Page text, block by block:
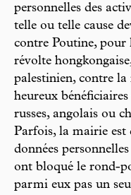
personnelles des
telle ou telle cause
contre Poutine, pour
révolte
palestinien, contre la
heureux
russes, angolais ou
Parfois, la mairie est
données
ont bloqué le rond-
parmi eux pas un